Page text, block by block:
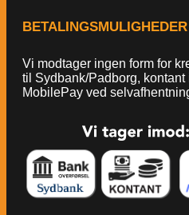
BETALINGSMULIGHEDER
Vi modtager ingen form for
til Sydbank/Padborg,
MobilePay ved